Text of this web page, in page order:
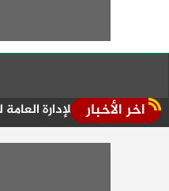
اخر الأخبار
العامة لمراكز التدريب